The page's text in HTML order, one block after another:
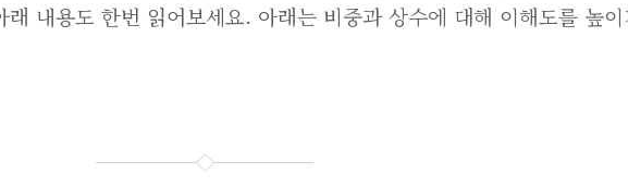
내용도 한번 읽어보세요. 아래는 비중과 상수에 대해 이해도를 높